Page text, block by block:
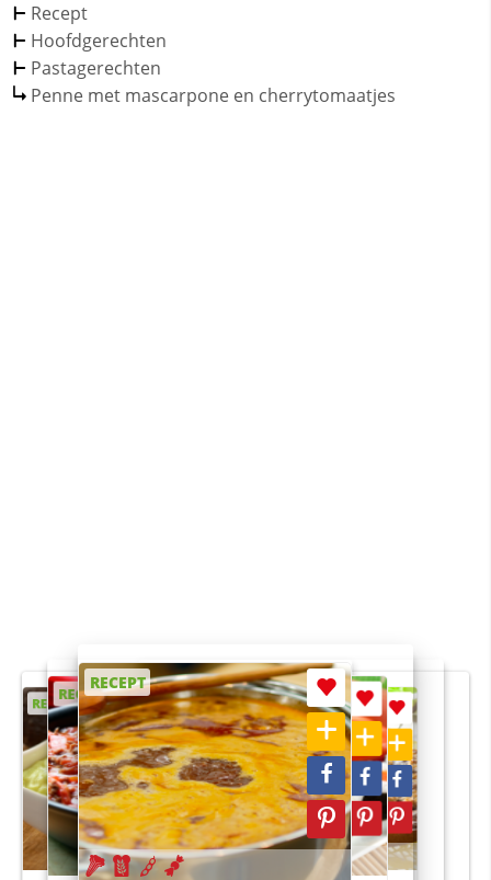
Recept
Hoofdgerechten
Pastagerechten
Penne met mascarpone en cherrytomaatjes
RECEPT
RECEPT
RECEPT
RECEPT
RECEPT